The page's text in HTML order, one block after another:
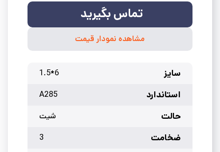
تماس بگیرید
مشاهده نمودار قیمت
سایز 6*1.5
استاندارد A285
حالت شیت
ضخامت 3